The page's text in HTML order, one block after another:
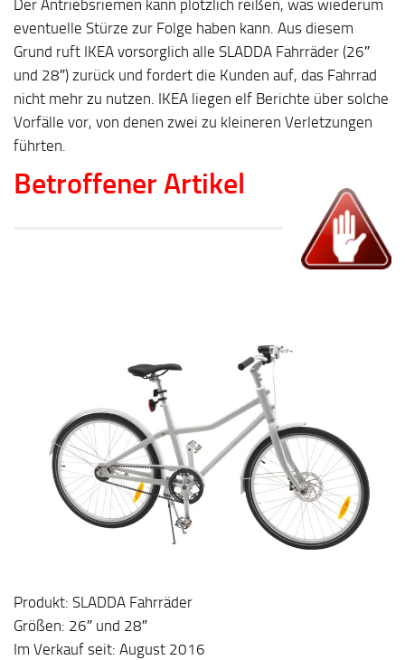
Der Antriebsriemen kann plötzlich reißen, was wiederum
eventuelle Stürze zur Folge haben kann. Aus diesem
Grund ruft IKEA vorsorglich alle SLADDA Fahrräder (26″
und 28″) zurück und fordert die Kunden auf, das Fahrrad
nicht mehr zu nutzen. IKEA liegen elf Berichte über solche
Vorfälle vor, von denen zwei zu kleineren Verletzungen
führten.
Betroffener Artikel
Produkt: SLADDA Fahrräder
Größen: 26″ und 28″
Im Verkauf seit: August 2016